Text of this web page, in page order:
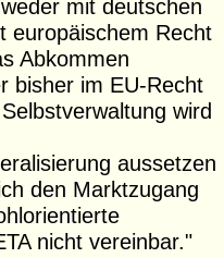
mit deutschen
europäischem Recht
Abkommen
bisher im EU-Recht
wird
aussetzen
den Marktzugang
nicht vereinbar."